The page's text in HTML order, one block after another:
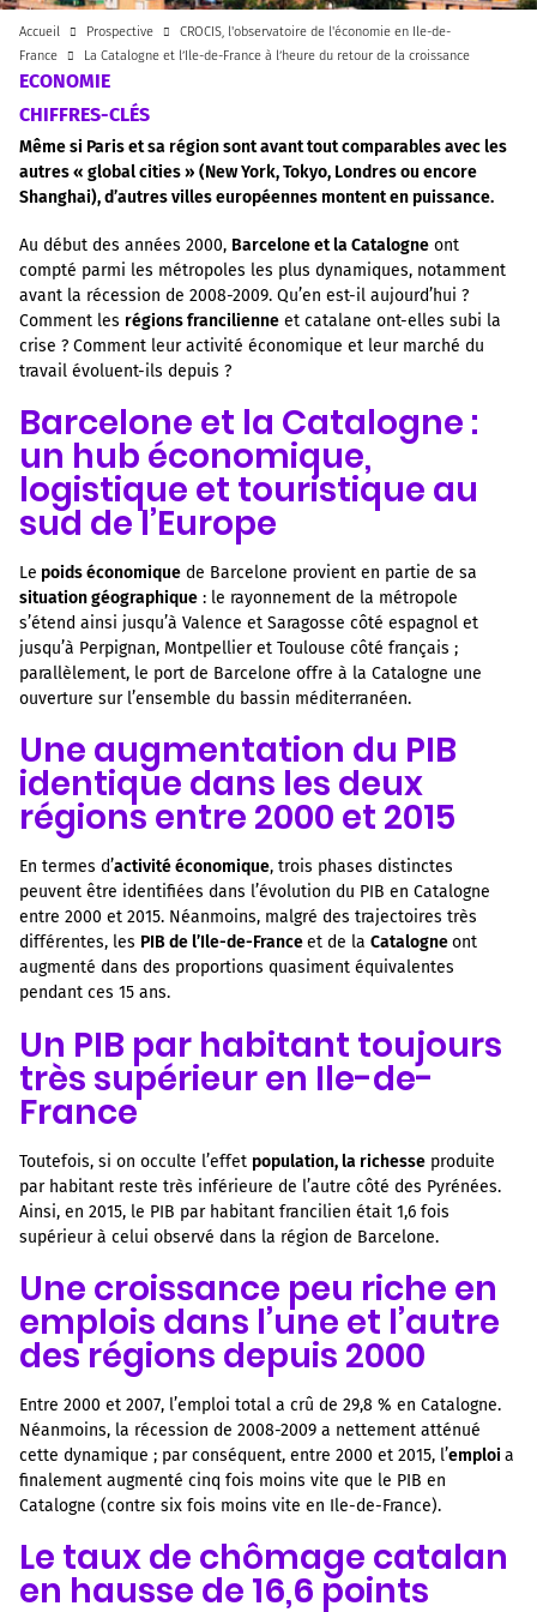
Accueil Prospective
CROCIS, l'observatoire de l'économie en Ile-de-
France
La Catalogne et l’Ile-de-France à l’heure du retour de la croissance
ECONOMIE
CHIFFRES-CLÉS
Même si Paris et sa région sont avant tout comparables avec les
autres « global cities » (New York, Tokyo, Londres ou encore
Shanghai), d’autres villes européennes montent en puissance.
Au début des années 2000, Barcelone et la Catalogne ont
compté parmi les métropoles les plus dynamiques, notamment
avant la récession de 2008-2009. Qu’en est-il aujourd’hui ?
Comment les régions francilienne et catalane ont-elles subi la
crise ? Comment leur activité économique et leur marché du
travail évoluent-ils depuis ?
Barcelone et la Catalogne :
un hub économique,
logistique et touristique au
sud de l’Europe
Le poids économique de Barcelone provient en partie de sa
situation géographique : le rayonnement de la métropole
s’étend ainsi jusqu’à Valence et Saragosse côté espagnol et
jusqu’à Perpignan, Montpellier et Toulouse côté français ;
parallèlement, le port de Barcelone offre à la Catalogne une
ouverture sur l’ensemble du bassin méditerranéen.
Une augmentation du PIB
identique dans les deux
régions entre 2000 et 2015
En termes d’activité économique, trois phases distinctes
peuvent être identifiées dans l’évolution du PIB en Catalogne
entre 2000 et 2015. Néanmoins, malgré des trajectoires très
différentes, les PIB de l’Ile-de-Franceet de la Catalogneont
augmenté dans des proportions quasiment équivalentes
pendant ces 15 ans.
Un PIB par habitant toujours
très supérieur en Ile-de-
France
Toutefois, si on occulte l’effet population, la richesse produite
par habitant reste très inférieure de l’autre côté des Pyrénées.
Ainsi, en 2015, le PIB par habitant francilien était 1,6 fois
supérieur à celui observé dans la région de Barcelone.
Une croissance peu riche en
emplois dans l’une et l’autre
des régions depuis 2000
Entre 2000 et 2007, l’emploi total a crû de 29,8 % en Catalogne.
Néanmoins, la récession de 2008-2009 a nettement atténué
cette dynamique ; par conséquent, entre 2000 et 2015, l’emploi a
finalement augmenté cinq fois moins vite que le PIB en
Catalogne (contre six fois moins vite en Ile-de-France).
Le taux de chômage catalan
en hausse de 16,6 points